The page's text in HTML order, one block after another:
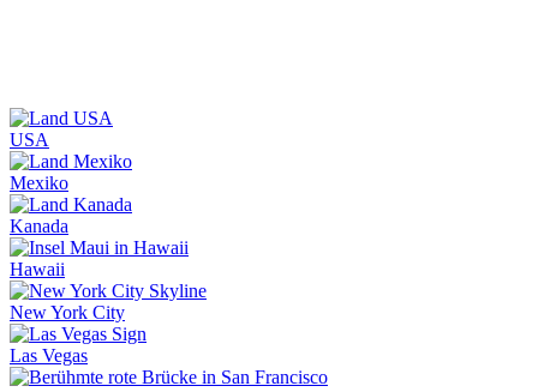
USA
Mexiko
Kanada
Hawaii
New York City
Las Vegas